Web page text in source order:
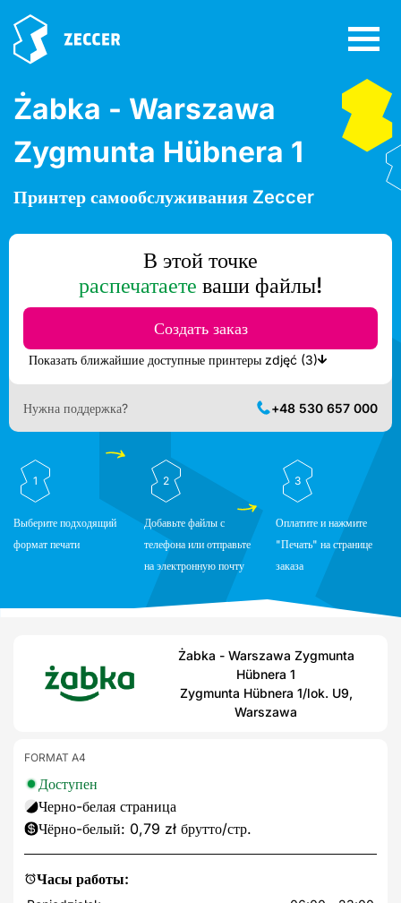
Żabka - Warszawa
Zygmunta Hübnera 1
Принтер самообслуживания Zeccer
В этой точке
распечатаете ваши файлы!
Создать заказ
Показать ближайшие доступные принтеры zdjęć (3)
Нужна поддержка? +48 530 657 000
1
Выберите подходящий
формат печати
2
Добавьте файлы с
телефона или отправьте
на электронную почту
3
Оплатите и нажмите
"Печать" на странице
заказа
Żabka - Warszawa Zygmunta
Hübnera 1
Zygmunta Hübnera 1/lok. U9,
Warszawa
Часы работы:
FORMAT A4
Доступен
Черно-белая страница
Чёрно-белый: 0,79 zł брутто/стр.